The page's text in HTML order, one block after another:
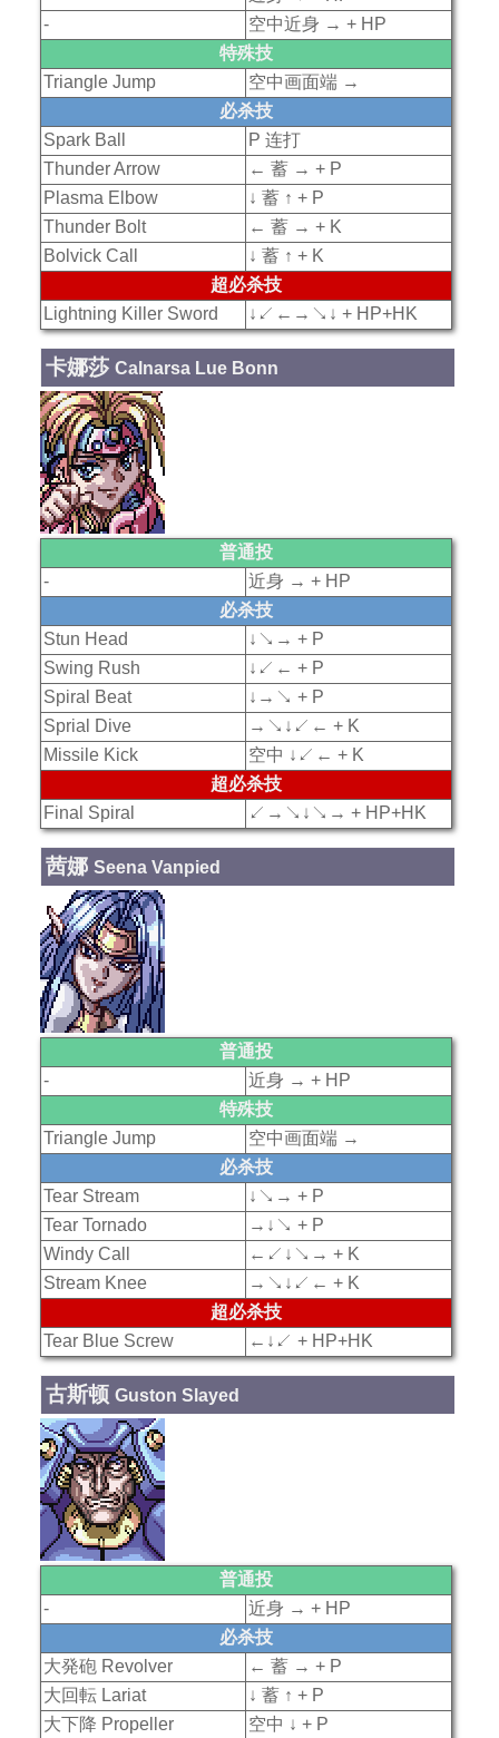
-
空中近身 → + HP
特殊技
Triangle Jump
空中画面端 →
必杀技
Spark Ball
P 连打
Thunder Arrow
← 蓄 → + P
Plasma Elbow
↓ 蓄 ↑ + P
Thunder Bolt
← 蓄 → + K
Bolvick Call
↓ 蓄 ↑ + K
超必杀技
Lightning Killer Sword
↓↙←→↘↓ + HP+HK
卡娜莎 Calnarsa Lue Bonn
普通投
-
近身 → + HP
必杀技
Stun Head
↓↘→ + P
Swing Rush
↓↙← + P
Spiral Beat
↓→↘ + P
Sprial Dive
→↘↓↙← + K
Missile Kick
空中 ↓↙← + K
超必杀技
Final Spiral
↙→↘↓↘→ + HP+HK
茜娜 Seena Vanpied
普通投
-
近身 → + HP
特殊技
Triangle Jump
空中画面端 →
必杀技
Tear Stream
↓↘→ + P
Tear Tornado
→↓↘ + P
Windy Call
←↙↓↘→ + K
Stream Knee
→↘↓↙← + K
超必杀技
Tear Blue Screw
←↓↙ + HP+HK
古斯顿 Guston Slayed
普通投
-
近身 → + HP
必杀技
大発砲 Revolver
← 蓄 → + P
大回転 Lariat
↓ 蓄 ↑ + P
大下降 Propeller
空中 ↓ + P